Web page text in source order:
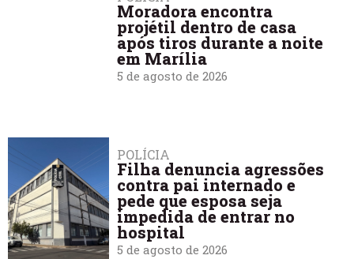
Moradora encontra
projétil dentro de casa
após tiros durante a noite
em Marília
5 de agosto de 2026
POLÍCIA
Filha denuncia agressões
contra pai internado e
pede que esposa seja
impedida de entrar no
hospital
5 de agosto de 2026